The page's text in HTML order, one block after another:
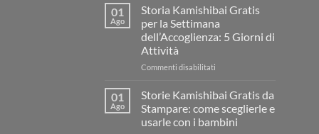
Kamishibai
sull’Accoglienza:
come
spazio”
senza
fare
una
01
Ago
Storia Kamishibai Gratis
per la Settimana
dell’Accoglienza: 5 Giorni di
Attività
Commenti disabilitati
Kamishibai
per
la
01
Ago
Storie Kamishibai Gratis da
Stampare: come sceglierle e
usarle con i bambini